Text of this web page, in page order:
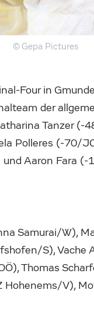
© Gepa Pictures
Four in
der
Tanzer
Polleres (-70/
Aaron Fara
Samurai/W),
S),
Thomas
V),